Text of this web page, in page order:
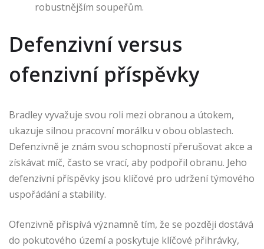
robustnějším soupeřům.
Defenzivní versus
ofenzivní příspěvky
Bradley vyvažuje svou roli mezi obranou a útokem,
ukazuje silnou pracovní morálku v obou oblastech.
Defenzivně je znám svou schopností přerušovat akce a
získávat míč, často se vrací, aby podpořil obranu. Jeho
defenzivní příspěvky jsou klíčové pro udržení týmového
uspořádání a stability.
Ofenzivně přispívá významně tím, že se později dostává
do pokutového území a poskytuje klíčové přihrávky,